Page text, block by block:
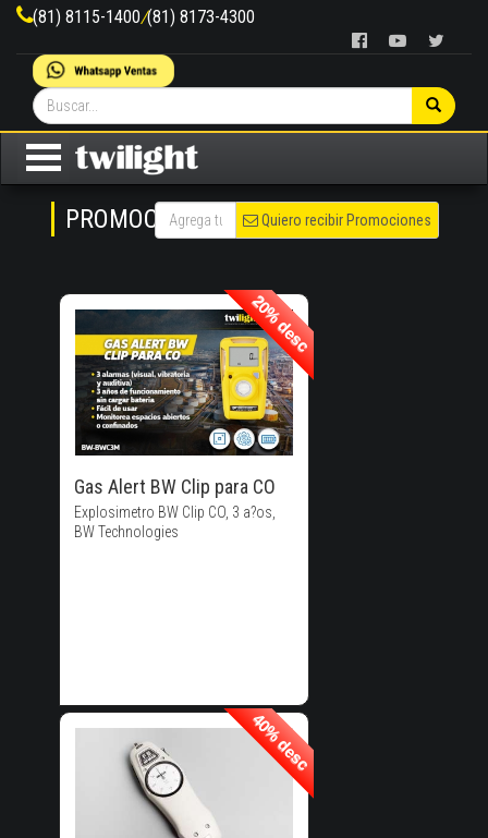
(81) 8115-1400/(81) 8173-4300
PROMOCIONES Quiero recibir Promociones
20% desc
Gas Alert BW Clip para CO
Explosimetro BW Clip CO, 3 a?os,
BW Technologies
20% desc
20% de
Descuento!
40% desc
40% desc
40% de